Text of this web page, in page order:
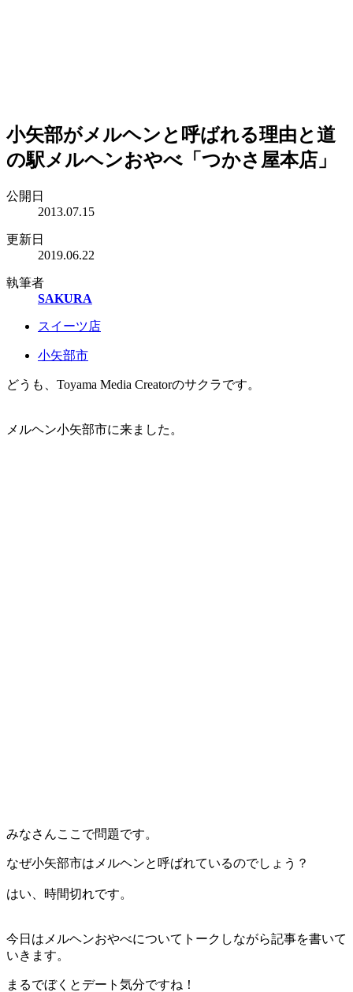
小矢部がメルヘンと呼ばれる理由と道
の駅メルヘンおやべ「つかさ屋本店」
公開日
2013.07.15
更新日
2019.06.22
執筆者
SAKURA
スイーツ店
小矢部市
どうも、Toyama Media Creatorのサクラです。
メルヘン小矢部市に来ました。
みなさんここで問題です。
なぜ小矢部市はメルヘンと呼ばれているのでしょう？
はい、時間切れです。
今日はメルヘンおやべについてトークしながら記事を書いて
いきます。
まるでぼくとデート気分ですね！